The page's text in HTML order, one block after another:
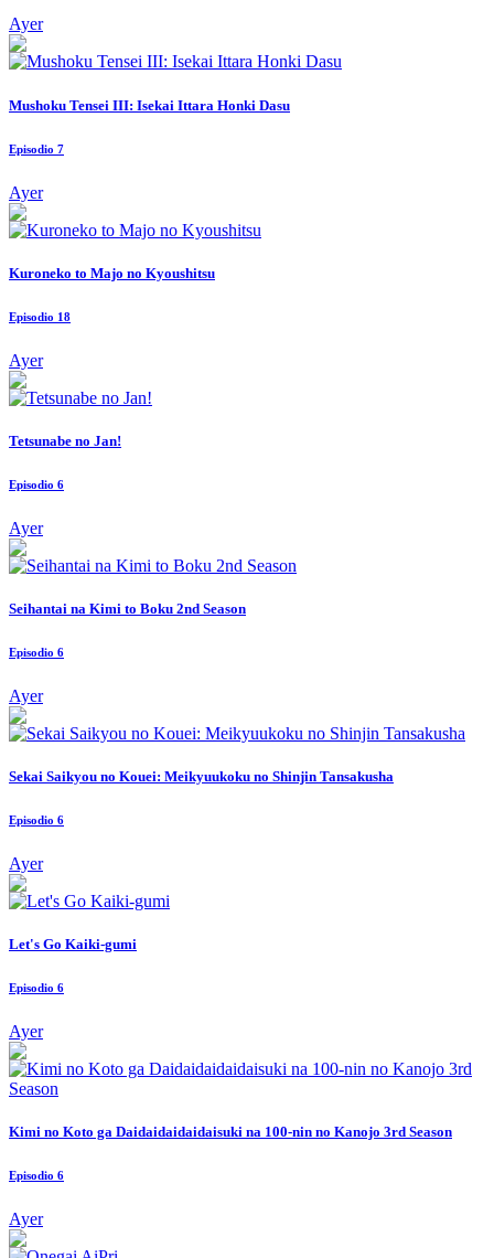
Ayer
Mushoku Tensei III: Isekai Ittara Honki Dasu
Episodio 7
Ayer
Kuroneko to Majo no Kyoushitsu
Episodio 18
Ayer
Tetsunabe no Jan!
Episodio 6
Ayer
Seihantai na Kimi to Boku 2nd Season
Episodio 6
Ayer
Sekai Saikyou no Kouei: Meikyuukoku no Shinjin Tansakusha
Episodio 6
Ayer
Let's Go Kaiki-gumi
Episodio 6
Ayer
Kimi no Koto ga Daidaidaidaidaisuki na 100-nin no Kanojo 3rd Season
Episodio 6
Ayer